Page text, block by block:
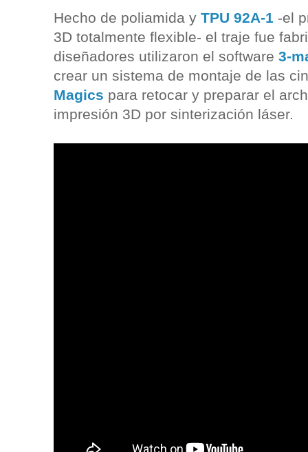
Hecho de poliamida y TPU 92A-1 -el
3D totalmente flexible- el traje fue
diseñadores utilizaron el software 3-
crear un sistema de montaje de las
Magics para retocar y preparar el
impresión 3D por sinterización láser.